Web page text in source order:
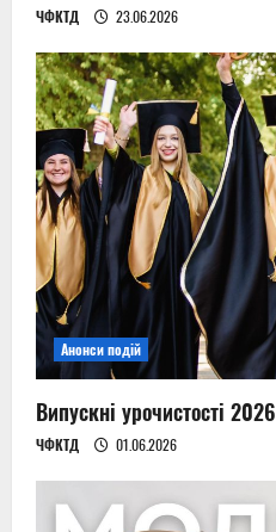
ЧФКТД 23.06.2026
Анонси подій
Випускні урочистості 2026
ЧФКТД 01.06.2026